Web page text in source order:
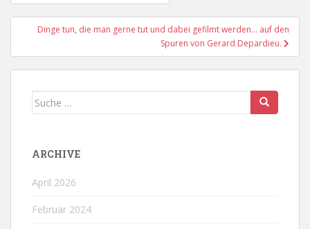
Dinge tun, die man gerne tut und dabei gefilmt werden… auf den
Spuren von Gerard Depardieu.
Suche
ARCHIVE
April 2026
Februar 2024